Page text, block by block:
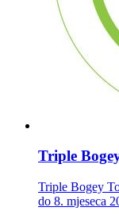
Triple
Triple Bogey
do 8. mjeseca